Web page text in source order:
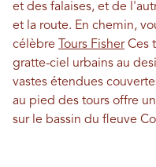
et des falaises, et de
et la route. En chemin,
célèbre
Tours FisherCes
gratte-ciel urbains au
vastes étendues
au pied des tours offre
sur le bassin du fleuve